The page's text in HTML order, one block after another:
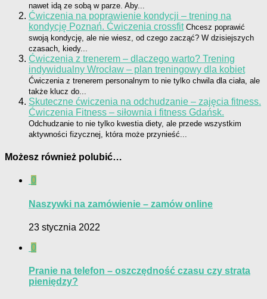
nawet idą ze sobą w parze. Aby...
Ćwiczenia na poprawienie kondycji – trening na
kondycję Poznań. Ćwiczenia crossfit Chcesz poprawić
swoją kondycję, ale nie wiesz, od czego zacząć? W dzisiejszych
czasach, kiedy...
Ćwiczenia z trenerem – dlaczego warto? Trening
indywidualny Wrocław – plan treningowy dla kobiet
Ćwiczenia z trenerem personalnym to nie tylko chwila dla ciała, ale
także klucz do...
Skuteczne ćwiczenia na odchudzanie – zajęcia fitness.
Ćwiczenia Fitness – siłownia i fitness Gdańsk.
Odchudzanie to nie tylko kwestia diety, ale przede wszystkim
aktywności fizycznej, która może przynieść...
Możesz również polubić…
0
Naszywki na zamówienie – zamów online
23 stycznia 2022
0
Pranie na telefon – oszczędność czasu czy strata
pieniędzy?